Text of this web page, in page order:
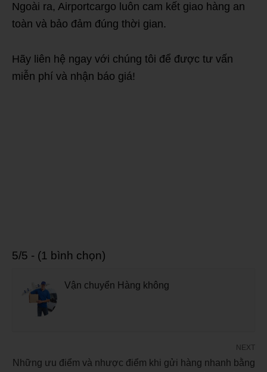
Ngoài ra, Airportcargo luôn cam kết giao hàng an
toàn và bảo đảm đúng thời gian.
Hãy liên hệ ngay với chúng tôi để được tư vấn
miễn phí và nhận báo giá!
5/5 - (1 bình chọn)
Vận chuyển Hàng không
NEXT
Những ưu điểm và nhược điểm khi gửi hàng nhanh bằng